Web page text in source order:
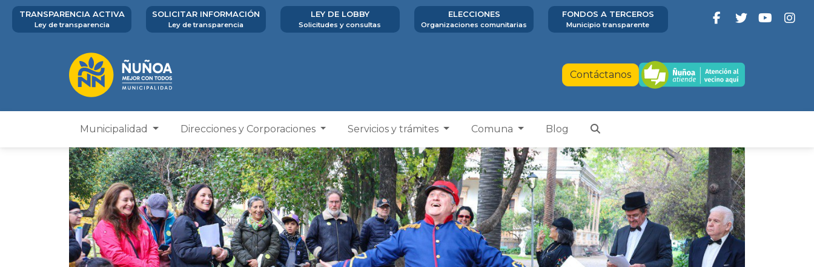
TRANSPARENCIA ACTIVA
Ley de transparencia
SOLICITAR INFORMACIÓN
Ley de transparencia
LEY DE LOBBY
Solicitudes y consultas
ELECCIONES
Organizaciones comunitarias
FONDOS A TERCEROS
Municipio transparente
Contáctanos
Municipalidad Direcciones y Corporaciones Servicios y trámites Comuna Blog